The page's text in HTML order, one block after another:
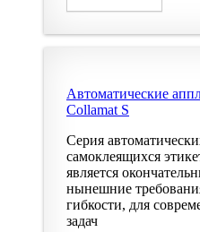
Автоматические
Collamat S
Серия
самоклеящихся
является
нынешние
гибкости, для
задач